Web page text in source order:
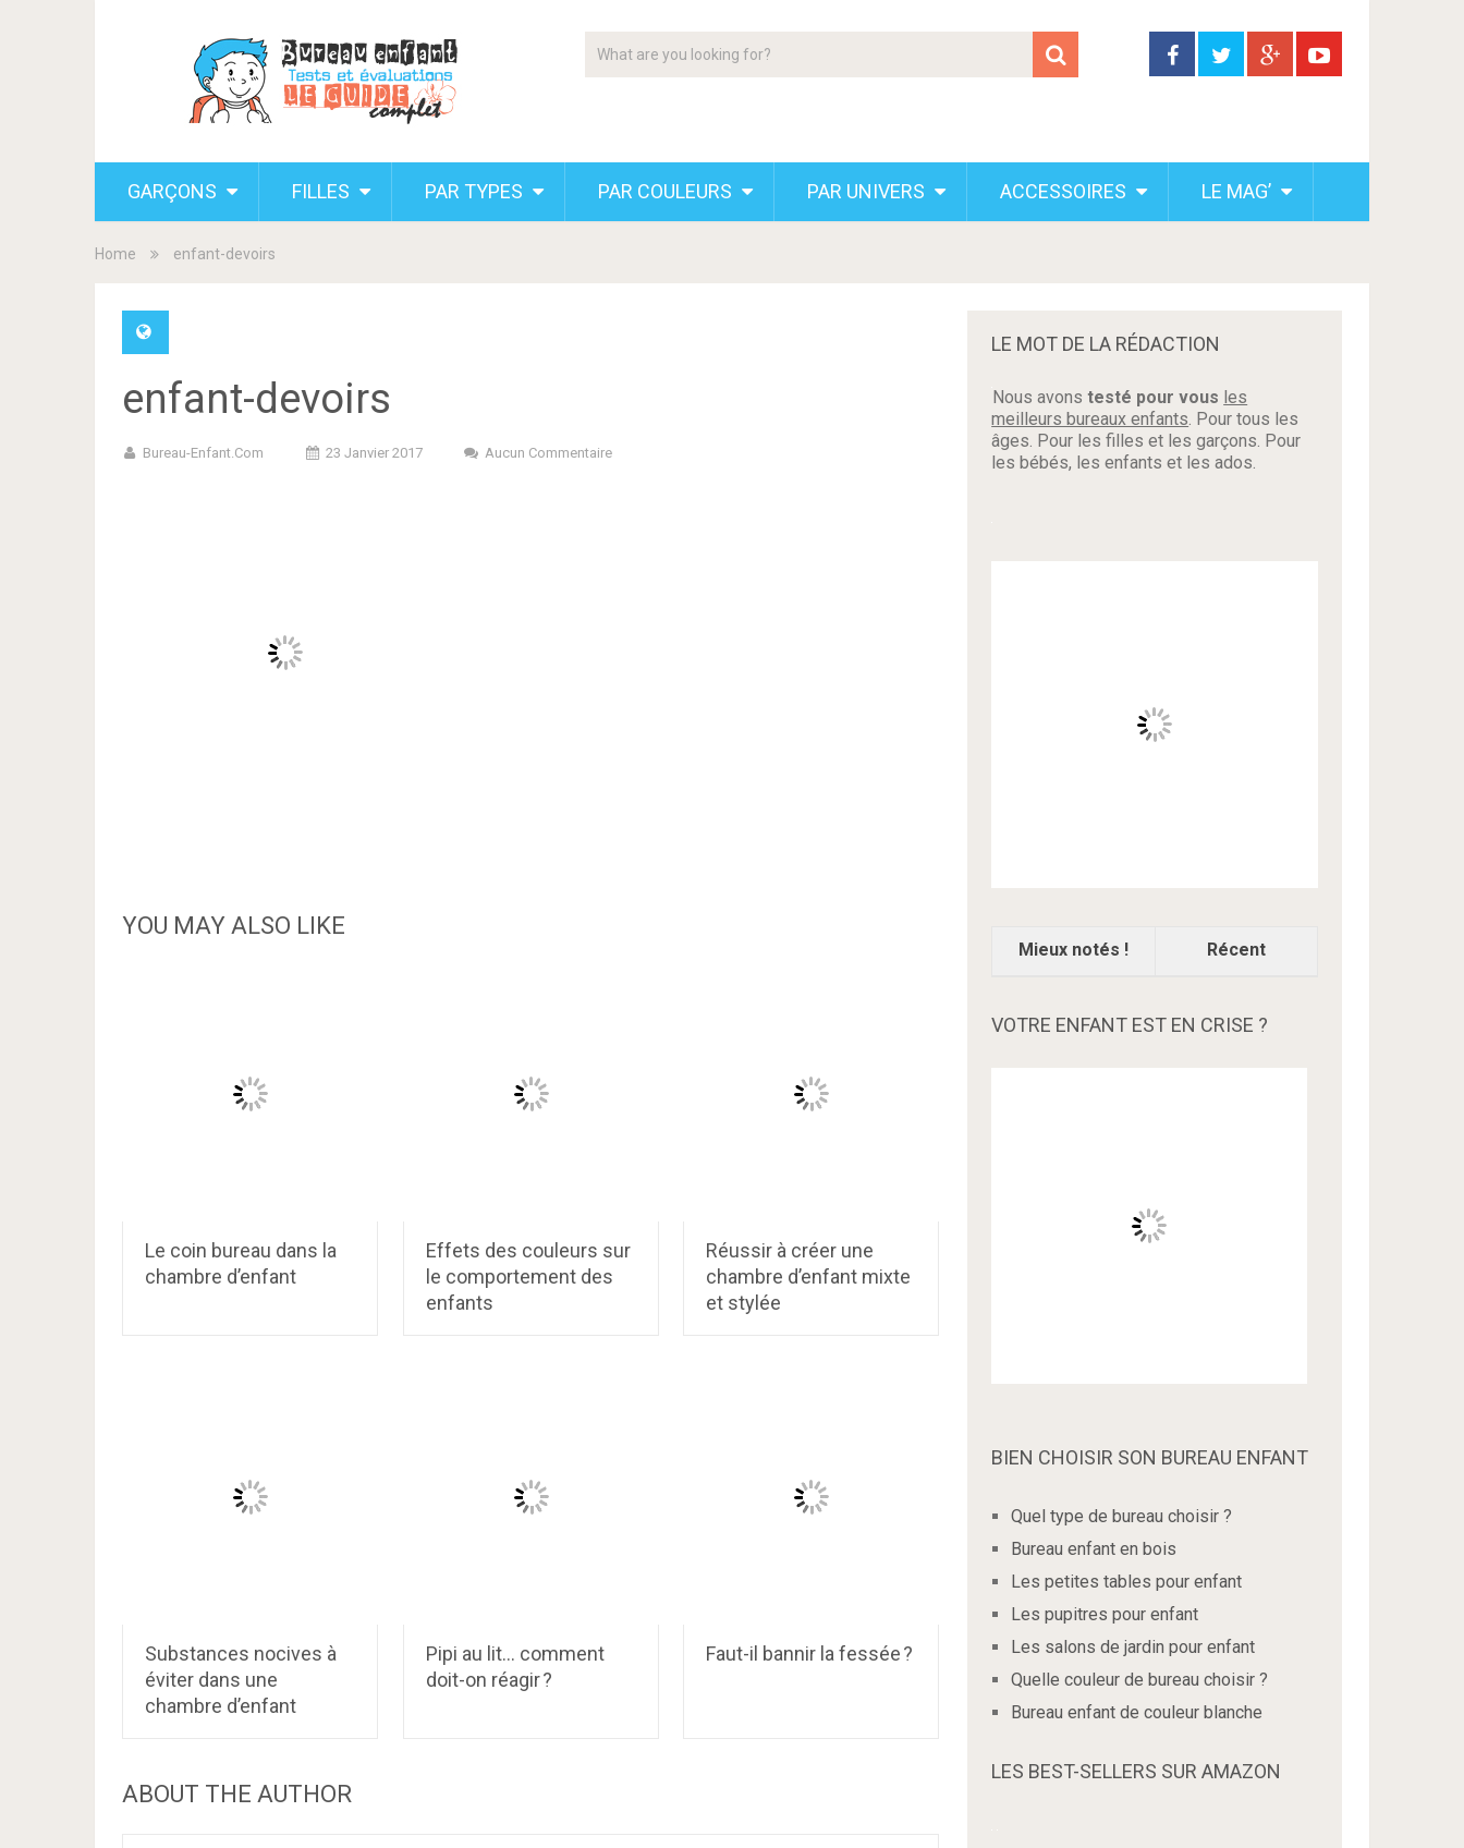
GARÇONS FILLES PAR TYPES PAR COULEURS PAR UNIVERS ACCESSOIRES LE MAG’
Home enfant-devoirs
enfant-devoirs
Bureau-Enfant.com 23 Janvier 2017 Aucun Commentaire
YOU MAY ALSO LIKE
Le coin bureau dans la
chambre d’enfant
Effets des couleurs sur
le comportement des
enfants
Réussir à créer une
chambre d’enfant mixte
et stylée
Substances nocives à
éviter dans une
chambre d’enfant
Pipi au lit… comment
doit-on réagir ?
Faut-il bannir la fessée ?
ABOUT THE AUTHOR
LE MOT DE LA RÉDACTION
Nous avonstesté pour vous les
meilleurs bureaux enfants. Pour tous les
âges. Pour les filles et les garçons. Pour
les bébés, les enfants et les ados.
Mieux notés ! Récent
VOTRE ENFANT EST EN CRISE ?
BIEN CHOISIR SON BUREAU ENFANT
Quel type de bureau choisir ?
Bureau enfant en bois
Les petites tables pour enfant
Les pupitres pour enfant
Les salons de jardin pour enfant
Quelle couleur de bureau choisir ?
Bureau enfant de couleur blanche
LES BEST-SELLERS SUR AMAZON